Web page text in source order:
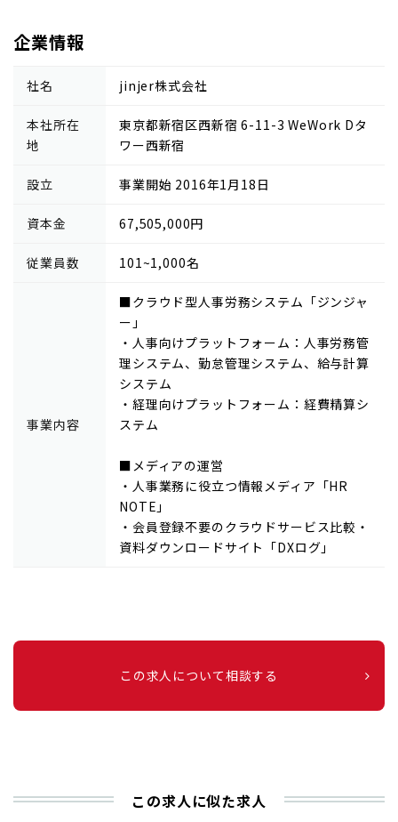
企業情報
社名 jinjer株式会社
本社所在
地
東京都新宿区西新宿 6-11-3 WeWork Dタ
ワー西新宿
設立 事業開始 2016年1月18日
資本金 67,505,000円
従業員数 101~1,000名
事業内容
■クラウド型人事労務システム「ジンジャ
ー」
・人事向けプラットフォーム：人事労務管
理システム、勤怠管理システム、給与計算
システム
・経理向けプラットフォーム：経費精算シ
ステム
■メディアの運営
・人事業務に役立つ情報メディア「HR
NOTE」
・会員登録不要のクラウドサービス比較・
資料ダウンロードサイト「DXログ」
この求人について相談する
この求人に似た求人